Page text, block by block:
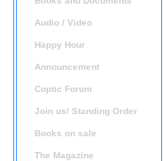
Audio / Video
Happy Hour
Announcement
Coptic Forum
Join us/ Standing Order
Books on sale
The Magazine